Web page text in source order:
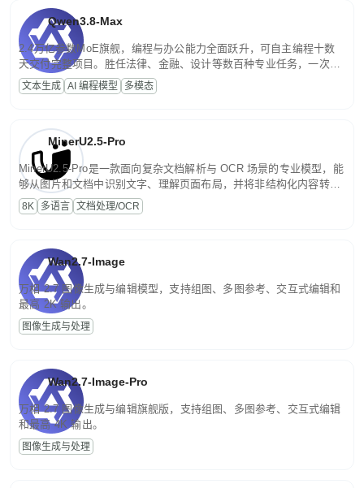
Qwen3.8-Max
2.4万亿参数MoE旗舰，编程与办公能力全面跃升，可自主编程十数
天交付完整项目。胜任法律、金融、设计等数百种专业任务，一次对
话端到端交付生产级成果。原生视觉理解贯穿规划、执行与验证全流
程，支持超长文档与长视频的深度语义解析。长程任务中自主规划与
文本生成 AI 编程模型 多模态
MinerU2.5-Pro
MinerU2.5-Pro是一款面向复杂文档解析与 OCR 场景的专业模型，能
够从图片和文档中识别文字、理解页面布局，并将非结构化内容转换
为便于存储、检索和二次处理的结构化结果。
8K 多语言 文档处理/OCR
Wan2.7-Image
万相 2.7 图像生成与编辑模型，支持组图、多图参考、交互式编辑和
最高 2K 输出。
图像生成与处理
Wan2.7-Image-Pro
万相 2.7 图像生成与编辑旗舰版，支持组图、多图参考、交互式编辑
和最高 4K 输出。
图像生成与处理